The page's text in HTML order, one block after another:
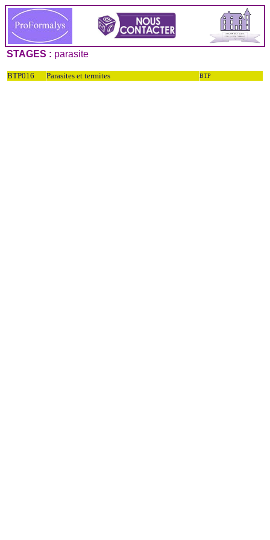
STAGES : parasite
BTP016 Parasites et termites BTP